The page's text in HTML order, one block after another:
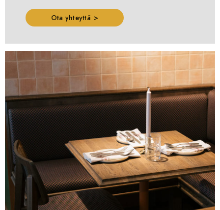
Ota yhteyttä